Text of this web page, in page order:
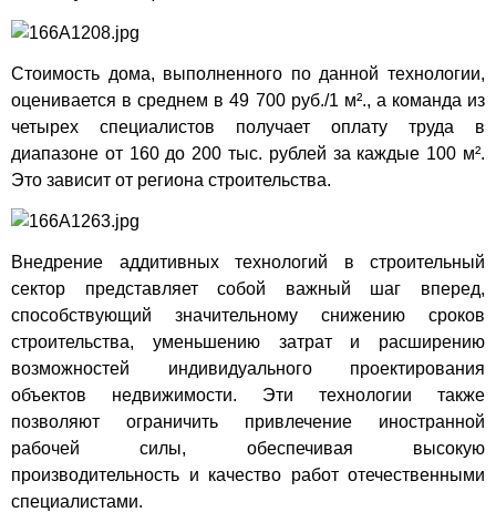
Стоимость дома, выполненного по данной технологии,
оценивается в среднем в 49 700 руб./1 м²., а команда из
четырех специалистов получает оплату труда в
диапазоне от 160 до 200 тыс. рублей за каждые 100 м².
Это зависит от региона строительства.
Внедрение аддитивных технологий в строительный
сектор представляет собой важный шаг вперед,
способствующий значительному снижению сроков
строительства, уменьшению затрат и расширению
возможностей индивидуального проектирования
объектов недвижимости. Эти технологии также
позволяют ограничить привлечение иностранной
рабочей силы, обеспечивая высокую
производительность и качество работ отечественными
специалистами.